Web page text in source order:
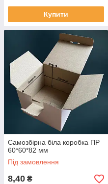
Купити
Самозбірна біла коробка ПР
60*60*82 мм
Під замовлення
8,40 ₴